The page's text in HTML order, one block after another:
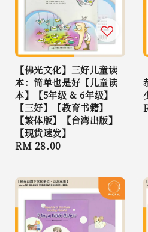
【佛光文化】三好儿童读
本：简单也是好【儿童读
本】【5年级 & 6年级】
【三好】【教育书籍】
【繁体版】【台湾出版】
【现货速发】
Regular
RM 28.00